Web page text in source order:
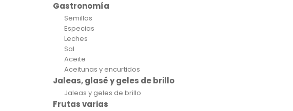
Gastronomía
Semillas
Especias
Leches
Sal
Aceite
Aceitunas y encurtidos
Jaleas, glasé y geles de brillo
Jaleas y geles de brillo
Frutas varias